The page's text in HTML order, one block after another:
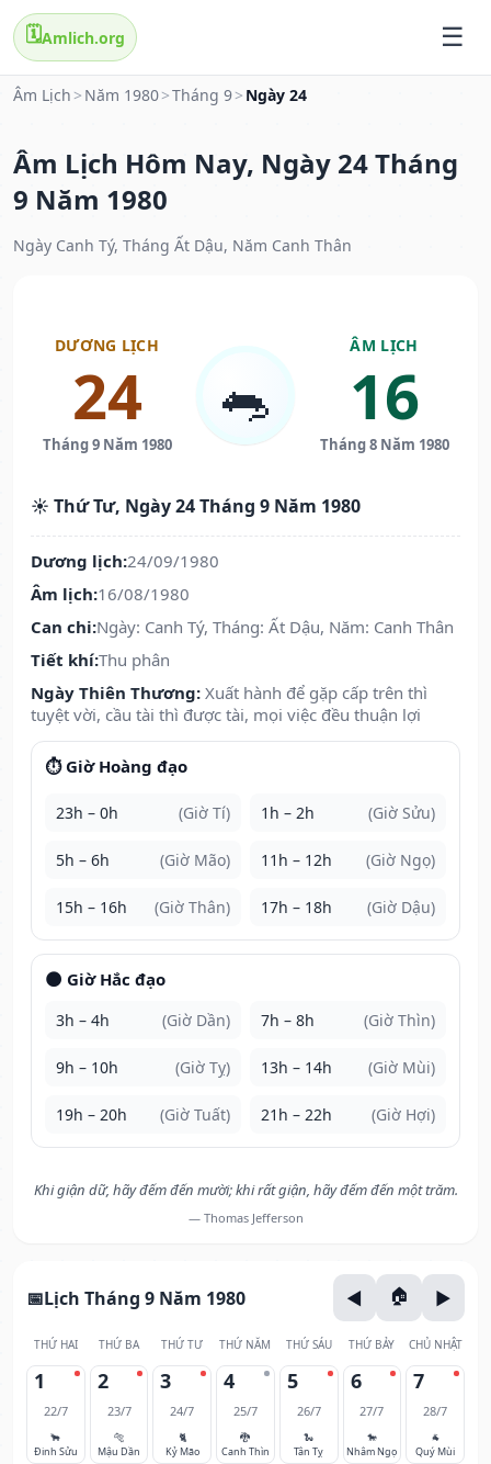
🗓️Amlich.org
Âm Lịch > Năm 1980>Tháng 9> Ngày 24
Âm Lịch Hôm Nay, Ngày 24 Tháng
9 Năm 1980
Ngày Canh Tý, Tháng Ất Dậu, Năm Canh Thân
DƯƠNG LỊCH
24
Tháng 9 Năm 1980
🐀
ÂM LỊCH
16
Tháng 8 Năm 1980
☀️ Thứ Tư, Ngày 24 Tháng 9 Năm 1980
Dương lịch:24/09/1980
Âm lịch:16/08/1980
Can chi:Ngày: Canh Tý, Tháng: Ất Dậu, Năm: Canh Thân
Tiết khí:Thu phân
Ngày Thiên Thương: Xuất hành để gặp cấp trên thì
tuyệt vời, cầu tài thì được tài, mọi việc đều thuận lợi
⏱️ Giờ Hoàng đạo
23h – 0h (Giờ Tí) 1h – 2h (Giờ Sửu)
5h – 6h (Giờ Mão) 11h – 12h (Giờ Ngọ)
15h – 16h (Giờ Thân) 17h – 18h (Giờ Dậu)
🌑 Giờ Hắc đạo
3h – 4h (Giờ Dần) 7h – 8h (Giờ Thìn)
9h – 10h (Giờ Tỵ) 13h – 14h (Giờ Mùi)
19h – 20h (Giờ Tuất) 21h – 22h (Giờ Hợi)
Khi giận dữ, hãy đếm đến mười; khi rất giận, hãy đếm đến một trăm.
— Thomas Jefferson
Lịch Tháng 9 Năm 1980
THỨ HAI THỨ BA THỨ TƯ THỨ NĂM THỨ SÁU THỨ BẢY CHỦ NHẬT
1
22/7
🐂
Đinh Sửu
2
23/7
🐅
Mậu Dần
3
24/7
🐈
Kỷ Mão
4
25/7
🐉
Canh Thìn
5
26/7
🐍
Tân Tỵ
6
27/7
🐎
Nhâm Ngọ
7
28/7
🐐
Quý Mùi